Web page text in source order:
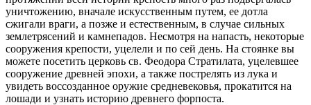
уничтожению, вначале искусственным путем, ее дотла
сжигали враги, а позже и естественным, в случае сильных
землетрясений и камнепадов. Несмотря на напасть, некоторые
сооружения крепости, уцелели и по сей день. На стоянке вы
можете посетить церковь св. Феодора Стратилата, уцелевшее
сооружение древней эпохи, а также пострелять из лука и
увидеть воссозданное оружие средневековья, прокатится на
лошади и узнать историю древнего форпоста.